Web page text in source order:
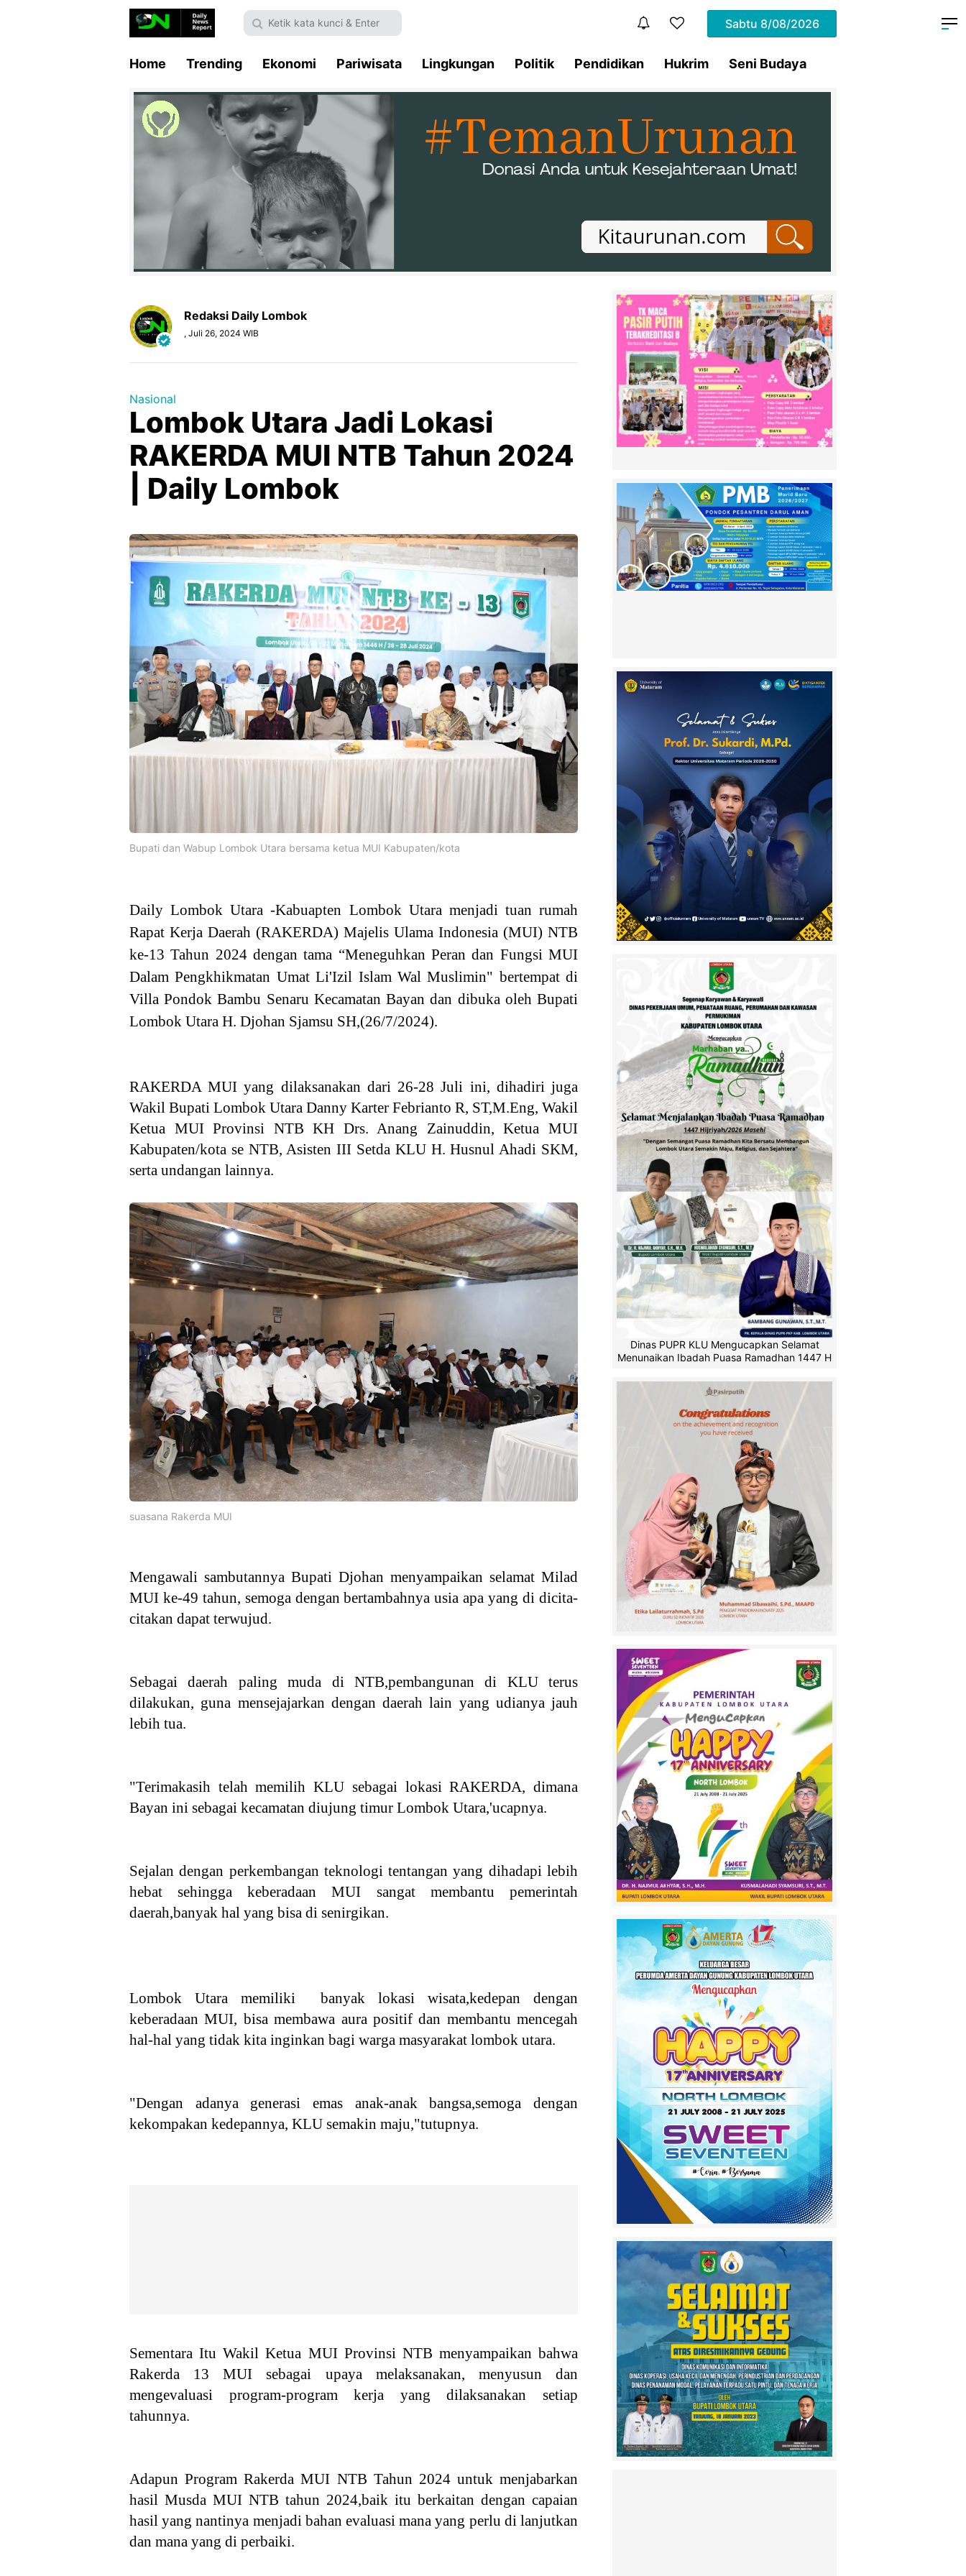
Sabtu 8/08/2026
Home Trending Ekonomi Pariwisata Lingkungan Politik Pendidikan Hukrim Seni Budaya
Redaksi Daily Lombok
, Juli 26, 2024 WIB
Nasional
Lombok Utara Jadi Lokasi
RAKERDA MUI NTB Tahun 2024
| Daily Lombok
Bupati dan Wabup Lombok Utara bersama ketua MUI Kabupaten/kota
Daily Lombok Utara -Kabuapten Lombok Utara menjadi tuan rumah
Rapat Kerja Daerah (RAKERDA) Majelis Ulama Indonesia (MUI) NTB
ke-13 Tahun 2024 dengan tama “Meneguhkan Peran dan Fungsi MUI
Dalam Pengkhikmatan Umat Li'Izil Islam Wal Muslimin" bertempat di
Villa Pondok Bambu Senaru Kecamatan Bayan dan dibuka oleh Bupati
Lombok Utara H. Djohan Sjamsu SH,(26/7/2024).
RAKERDA MUI yang dilaksanakan dari 26-28 Juli ini, dihadiri juga
Wakil Bupati Lombok Utara Danny Karter Febrianto R, ST,M.Eng, Wakil
Ketua MUI Provinsi NTB KH Drs. Anang Zainuddin, Ketua MUI
Kabupaten/kota se NTB, Asisten III Setda KLU H. Husnul Ahadi SKM,
serta undangan lainnya.
suasana Rakerda MUI
Mengawali sambutannya Bupati Djohan menyampaikan selamat Milad
MUI ke-49 tahun, semoga dengan bertambahnya usia apa yang di dicita-
citakan dapat terwujud.
Sebagai daerah paling muda di NTB,pembangunan di KLU terus
dilakukan, guna mensejajarkan dengan daerah lain yang udianya jauh
lebih tua.
"Terimakasih telah memilih KLU sebagai lokasi RAKERDA, dimana
Bayan ini sebagai kecamatan diujung timur Lombok Utara,'ucapnya.
Sejalan dengan perkembangan teknologi tentangan yang dihadapi lebih
hebat sehingga keberadaan MUI sangat membantu pemerintah
daerah,banyak hal yang bisa di senirgikan.
Lombok Utara memiliki banyak lokasi wisata,kedepan dengan
keberadaan MUI, bisa membawa aura positif dan membantu mencegah
hal-hal yang tidak kita inginkan bagi warga masyarakat lombok utara.
"Dengan adanya generasi emas anak-anak bangsa,semoga dengan
kekompakan kedepannya, KLU semakin maju,"tutupnya.
Sementara Itu Wakil Ketua MUI Provinsi NTB menyampaikan bahwa
Rakerda 13 MUI sebagai upaya melaksanakan, menyusun dan
mengevaluasi program-program kerja yang dilaksanakan setiap
tahunnya.
Adapun Program Rakerda MUI NTB Tahun 2024 untuk menjabarkan
hasil Musda MUI NTB tahun 2024,baik itu berkaitan dengan capaian
hasil yang nantinya menjadi bahan evaluasi mana yang perlu di lanjutkan
dan mana yang di perbaiki.
Dinas PUPR KLU Mengucapkan Selamat
Menunaikan Ibadah Puasa Ramadhan 1447 H